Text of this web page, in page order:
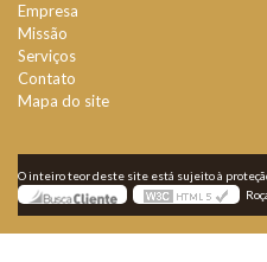
Empresa
Missão
Serviços
Contato
Mapa do site
O inteiro teor deste site está sujeito à